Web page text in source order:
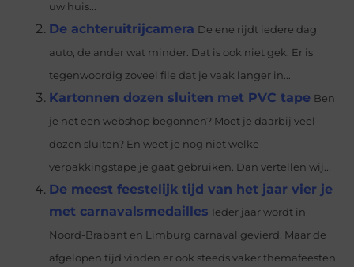
uw huis...
De achteruitrijcamera De ene rijdt iedere dag
auto, de ander wat minder. Dat is ook niet gek. Er is
tegenwoordig zoveel file dat je vaak langer in...
Kartonnen dozen sluiten met PVC tape Ben
je net een webshop begonnen? Moet je daarbij veel
dozen sluiten? En weet je nog niet welke
verpakkingstape je gaat gebruiken. Dan vertellen wij...
De meest feestelijk tijd van het jaar vier je
met carnavalsmedailles Ieder jaar wordt in
Noord-Brabant en Limburg carnaval gevierd. Maar de
afgelopen tijd vinden er ook steeds vaker themafeesten